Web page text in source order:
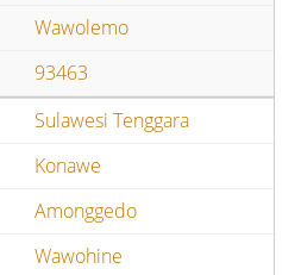
Wawolemo
93463
Sulawesi Tenggara
Konawe
Amonggedo
Wawohine